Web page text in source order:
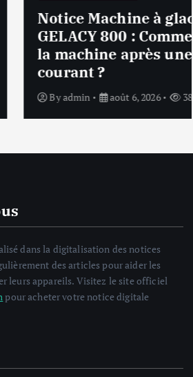
à glace Cecotec
: Comment réinitialiser
une coupure de
38 views
dans la digitalisation des notices
des articles pour aider les
leurs appareils. Visitez le site officiel
pour acheter votre notice digitale